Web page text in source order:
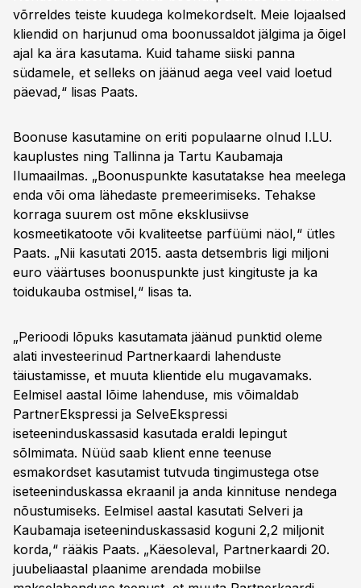
võrreldes teiste kuudega kolmekordselt. Meie lojaalsed
kliendid on harjunud oma boonussaldot jälgima ja õigel
ajal ka ära kasutama. Kuid tahame siiski panna
südamele, et selleks on jäänud aega veel vaid loetud
päevad,“ lisas Paats.
Boonuse kasutamine on eriti populaarne olnud I.LU.
kauplustes ning Tallinna ja Tartu Kaubamaja
Ilumaailmas. „Boonuspunkte kasutatakse hea meelega
enda või oma lähedaste premeerimiseks. Tehakse
korraga suurem ost mõne eksklusiivse
kosmeetikatoote või kvaliteetse parfüümi näol,“ ütles
Paats. „Nii kasutati 2015. aasta detsembris ligi miljoni
euro väärtuses boonuspunkte just kingituste ja ka
toidukauba ostmisel,“ lisas ta.
„Perioodi lõpuks kasutamata jäänud punktid oleme
alati investeerinud Partnerkaardi lahenduste
täiustamisse, et muuta klientide elu mugavamaks.
Eelmisel aastal lõime lahenduse, mis võimaldab
PartnerEkspressi ja SelveEkspressi
iseteeninduskassasid kasutada eraldi lepingut
sõlmimata. Nüüd saab klient enne teenuse
esmakordset kasutamist tutvuda tingimustega otse
iseteeninduskassa ekraanil ja anda kinnituse nendega
nõustumiseks. Eelmisel aastal kasutati Selveri ja
Kaubamaja iseteeninduskassasid koguni 2,2 miljonit
korda,“ rääkis Paats. „Käesoleval, Partnerkaardi 20.
juubeliaastal plaanime arendada mobiilse